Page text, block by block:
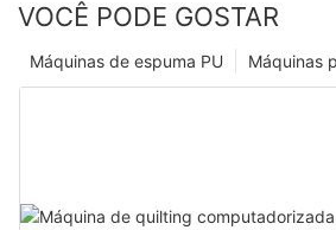
VOCÊ PODE GOSTAR
Máquinas
Máquinas de espuma PU